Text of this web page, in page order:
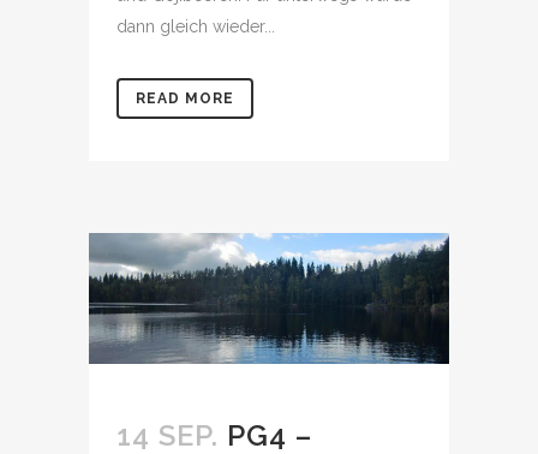
dann gleich wieder...
READ MORE
14 SEP. PG4 –